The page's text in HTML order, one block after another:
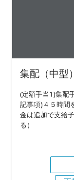
集配（中型
(定額手当1)集配
記事項)４５時間
金は追加で支給
る）